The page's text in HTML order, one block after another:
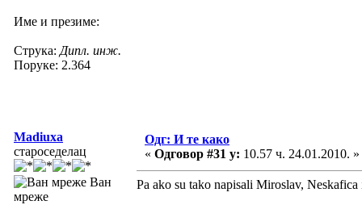
Име и презиме:
Струка: Дипл. инж.
Поруке: 2.364
Madiuxa
староседелац
Ван
мреже
Одг: И те како
« Одговор #31 у: 10.57 ч. 24.01.2010. »
Pa ako su tako napisali Miroslav,